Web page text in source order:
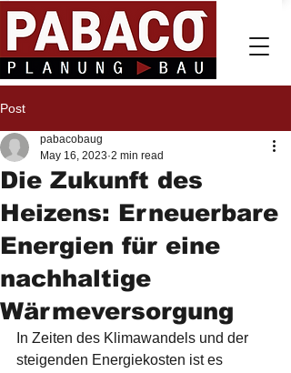
Post
Die Zukunft des
Heizens: Erneuerbare
Energien für eine
nachhaltige
Wärmeversorgung
pabacobaug
May 16, 2023 2 min read
In Zeiten des Klimawandels und der
steigenden Energiekosten ist es